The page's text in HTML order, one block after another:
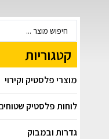
קטגוריות
מוצרי פלסטיק וקירוי
לוחות פלסטיק
גדרות ובמבוק